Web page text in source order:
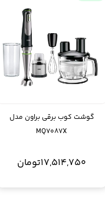
گوشت کوب برقی براون مدل
MQ7087X
17,514,750تومان